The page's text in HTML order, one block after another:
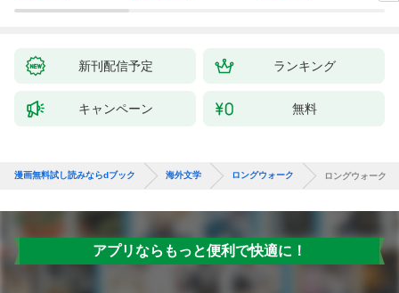
新刊配信予定 ランキング
キャンペーン 無料
漫画無料試し読みならdブック 海外文学 ロングウォーク ロングウォーク
アプリならもっと便利で快適に！